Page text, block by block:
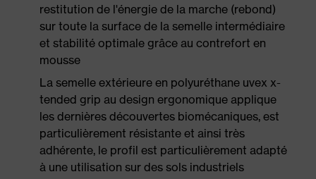
restitution de l'énergie de la marche (rebond)
sur toute la surface de la semelle intermédiaire
et stabilité optimale grâce au contrefort en
mousse
La semelle extérieure en polyuréthane uvex x-
tended grip au design ergonomique applique
les dernières découvertes biomécaniques, est
particulièrement résistante et ainsi très
adhérente, le profil est particulièrement adapté
à une utilisation sur des sols industriels